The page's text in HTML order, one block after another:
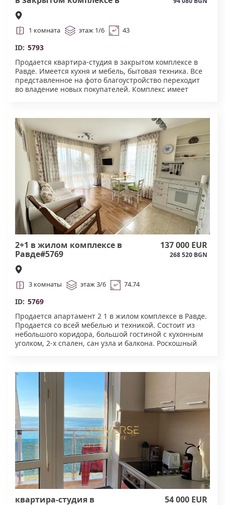
Равде. #5793
1 комната этаж 1/6 43
ID: 5793
Продается квартира-студия в закрытом комплексе в
Равде. Имеется кухня и мебель, бытовая техника. Все
представленное на фото благоустройство переходит
во владение новых покупателей. Комплекс имеет
2+1 в жилом комплексе в
Равде#5769
137 000 EUR
268 520 BGN
3 комнаты этаж 3/6 74.74
ID: 5769
Продается апартамент 2 1 в жилом комплексе в Равде.
Продается со всей мебелью и техникой. Состоит из
небольшого коридора, большой гостиной с кухонным
уголком, 2-х спален, сан узла и балкона. Роскошный
комплекс с бассейном, охрана, огороженная
территория, бассейн. Акт 16.#5769
квартира-студия в
54 000 EUR